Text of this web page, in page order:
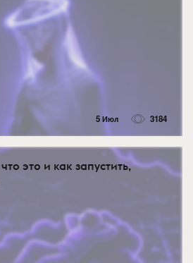
5 Июл 3184
это и как запустить,